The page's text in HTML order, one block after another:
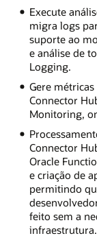
Execute
migra logs
suporte ao
e análise de
Logging.
Gere
Connector
Monitoring,
Connector
Oracle
e criação de
permitindo
feito sem a
infraestrutura.